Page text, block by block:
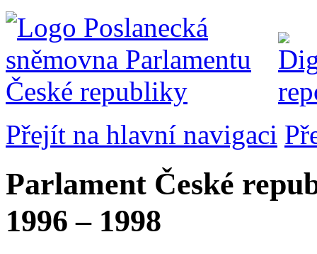
Přejít na hlavní navigaci
Parlament České
1996 – 1998